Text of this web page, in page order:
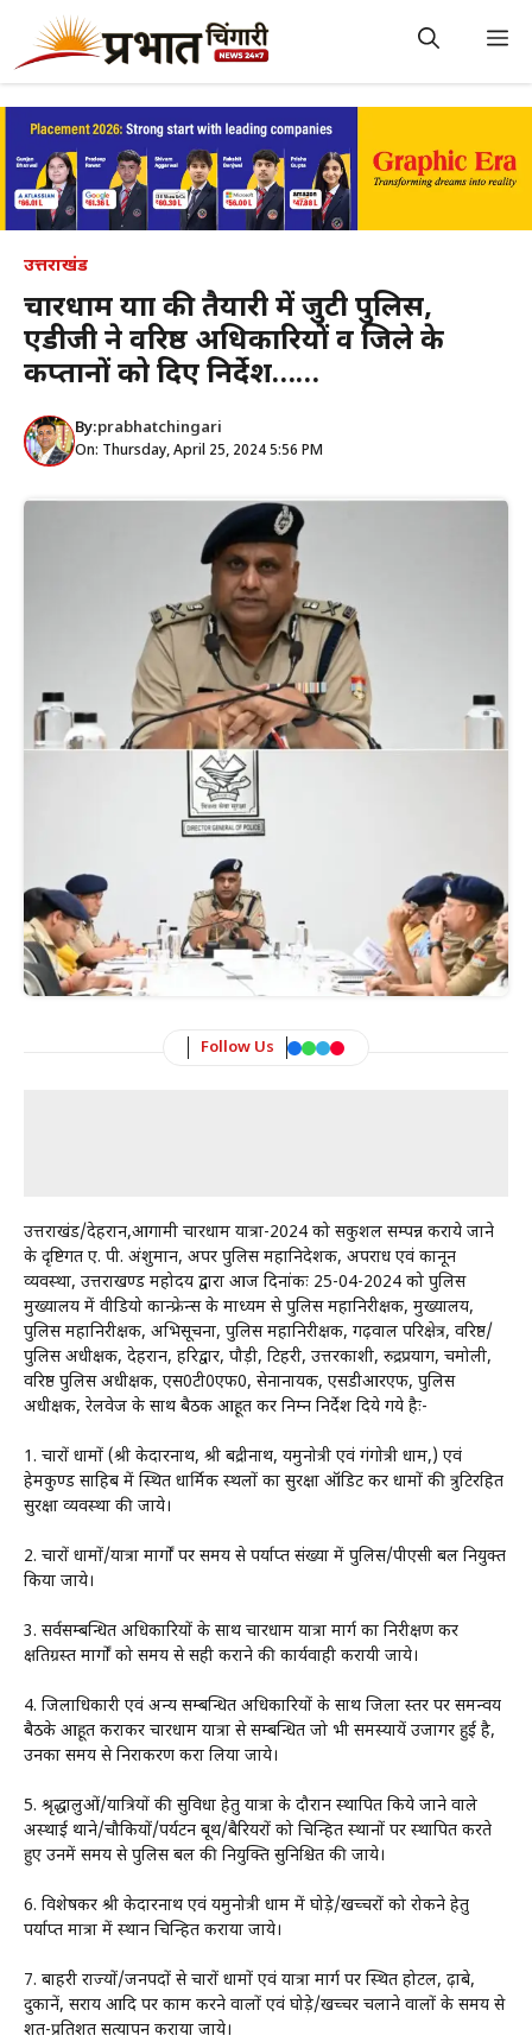
content
उत्तराखंड
चारधाम यात्रा की तैयारी में जुटी पुलिस,
एडीजी ने वरिष्ठ अधिकारियों व जिले के
कप्तानों को दिए निर्देश……
By:prabhatchingari
On: Thursday, April 25, 2024 5:56 PM
Follow Us
उत्तराखंड/देहरादून,आगामी चारधाम यात्रा-2024 को सकुशल सम्पन्न कराये जाने
के दृष्टिगत ए. पी. अंशुमान, अपर पुलिस महानिदेशक, अपराध एवं कानून
व्यवस्था, उत्तराखण्ड महोदय द्वारा आज दिनांकः 25-04-2024 को पुलिस
मुख्यालय में वीडियो कान्फ्रेन्स के माध्यम से पुलिस महानिरीक्षक, मुख्यालय,
पुलिस महानिरीक्षक, अभिसूचना, पुलिस महानिरीक्षक, गढ़वाल परिक्षेत्र, वरिष्ठ/
पुलिस अधीक्षक, देहरादून, हरिद्वार, पौड़ी, टिहरी, उत्तरकाशी, रुद्रप्रयाग, चमोली,
वरिष्ठ पुलिस अधीक्षक, एस0टी0एफ0, सेनानायक, एसडीआरएफ, पुलिस
अधीक्षक, रेलवेज के साथ बैठक आहूत कर निम्न निर्देश दिये गये हैः-
1. चारों धामों (श्री केदारनाथ, श्री बद्रीनाथ, यमुनोत्री एवं गंगोत्री धाम,) एवं
हेमकुण्ड साहिब में स्थित धार्मिक स्थलों का सुरक्षा ऑडिट कर धामों की त्रुटिरहित
सुरक्षा व्यवस्था की जाये।
2. चारों धामों/यात्रा मार्गों पर समय से पर्याप्त संख्या में पुलिस/पीएसी बल नियुक्त
किया जाये।
3. सर्वसम्बन्धित अधिकारियों के साथ चारधाम यात्रा मार्ग का निरीक्षण कर
क्षतिग्रस्त मार्गों को समय से सही कराने की कार्यवाही करायी जाये।
4. जिलाधिकारी एवं अन्य सम्बन्धित अधिकारियों के साथ जिला स्तर पर समन्वय
बैठके आहूत कराकर चारधाम यात्रा से सम्बन्धित जो भी समस्यायें उजागर हुई है,
उनका समय से निराकरण करा लिया जाये।
5. श्रृद्धालुओं/यात्रियों की सुविधा हेतु यात्रा के दौरान स्थापित किये जाने वाले
अस्थाई थाने/चौकियों/पर्यटन बूथ/बैरियरों को चिन्हित स्थानों पर स्थापित करते
हुए उनमें समय से पुलिस बल की नियुक्ति सुनिश्चित की जाये।
6. विशेषकर श्री केदारनाथ एवं यमुनोत्री धाम में घोड़े/खच्चरों को रोकने हेतु
पर्याप्त मात्रा में स्थान चिन्हित कराया जाये।
7. बाहरी राज्यों/जनपदों से चारों धामों एवं यात्रा मार्ग पर स्थित होटल, ढ़ाबे,
दुकानें, सराय आदि पर काम करने वालों एवं घोड़े/खच्चर चलाने वालों के समय से
शत-प्रतिशत सत्यापन कराया जाये।